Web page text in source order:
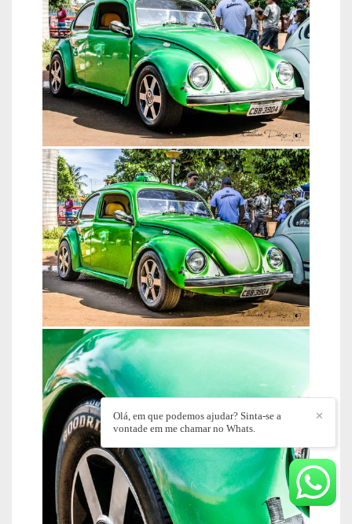
✕
Olá, em que podemos ajudar? Sinta-se a
vontade em me chamar no Whats.